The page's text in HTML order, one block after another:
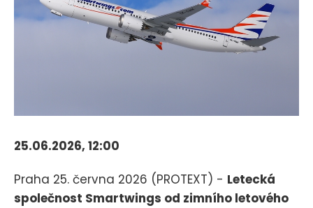
25.06.2026, 12:00
Praha 25. června 2026 (PROTEXT) - Letecká
společnost Smartwings od zimního letového